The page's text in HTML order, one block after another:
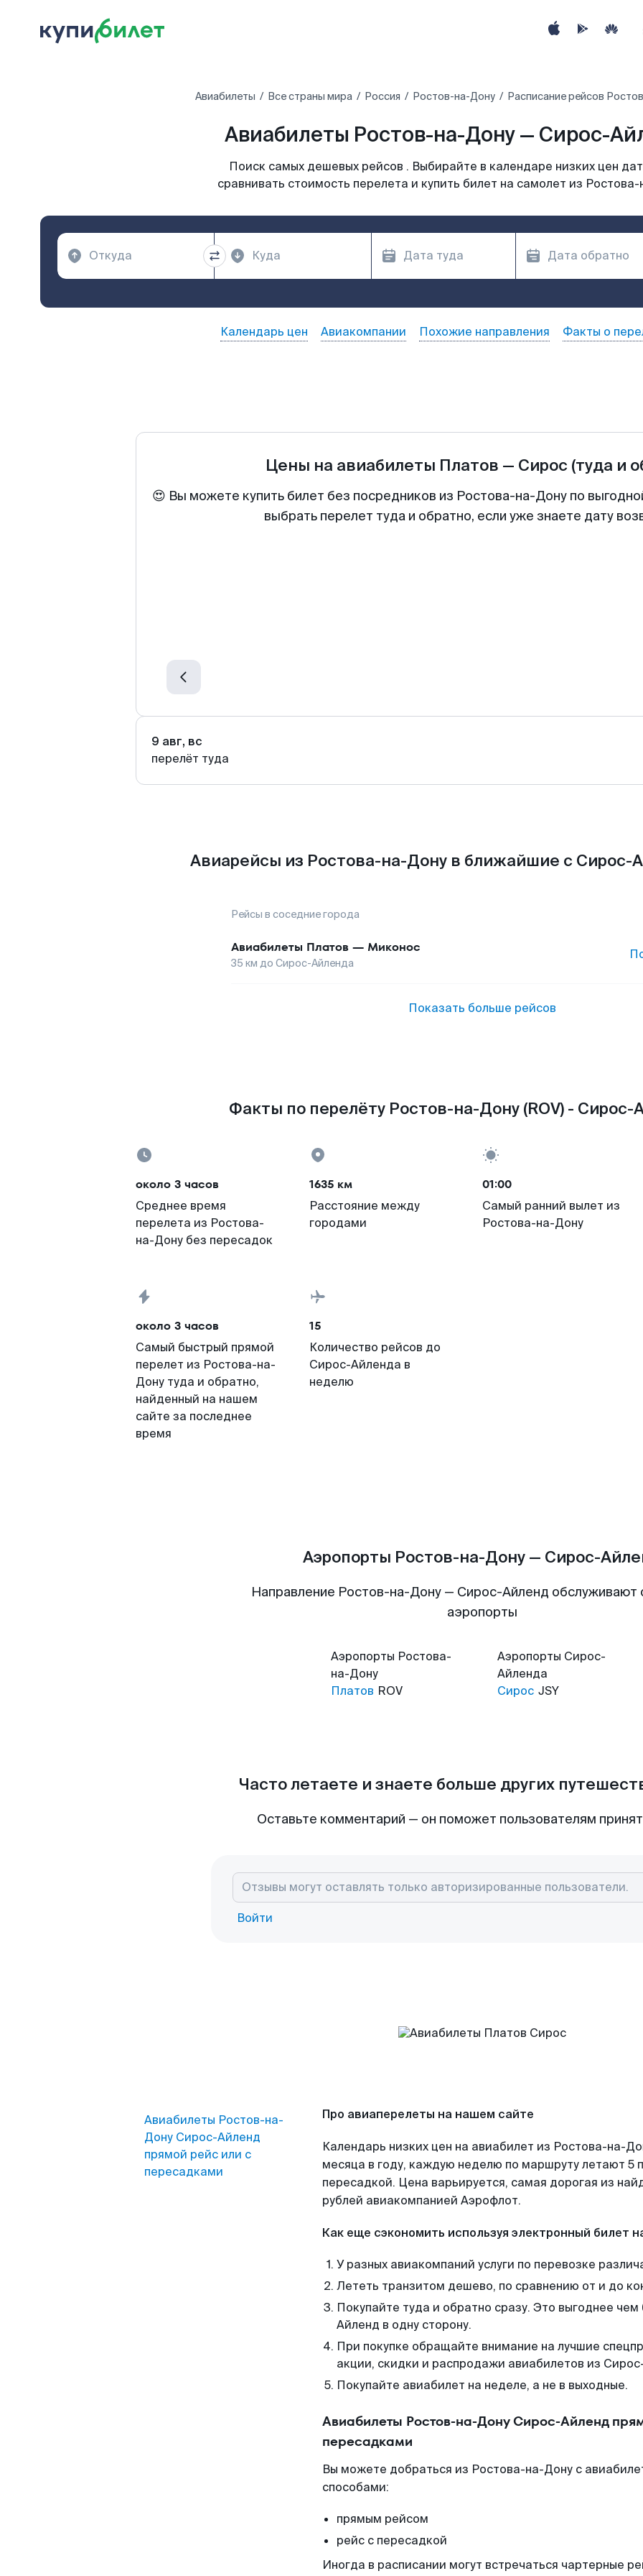
Авиабилеты Все страны мира Россия Ростов-на-Дону Расписание рейсов
Авиабилеты Ростов-на-Дону — Сирос-
Поиск самых дешевых рейсов . Выбирайте в календаре низких цен
сравнивать стоимость перелета и купить билет на самолет из
Календарь цен Авиакомпании Похожие направления Факты о
Цены на авиабилеты Платов — Сирос (туда и
😍 Вы можете купить билет без посредников из Ростова-на-Дону по
выбрать перелет туда и обратно, если уже знаете дату
9 авг, вс
перелёт туда
Авиарейсы из Ростова-на-Дону в ближайшие с Сирос-
Рейсы в соседние города
Авиабилеты Платов — Миконос
35 км до Сирос-Айленда
Показать больше рейсов
Факты по перелёту Ростов-на-Дону (ROV) - Сирос-
около 3 часов
Среднее время
перелета из Ростова-
на-Дону без пересадок
1635 км
Расстояние между
городами
01:00
Самый ранний вылет из
Ростова-на-Дону
около 3 часов
Самый быстрый прямой
перелет из Ростова-на-
Дону туда и обратно,
найденный на нашем
сайте за последнее
время
15
Количество рейсов до
Сирос-Айленда в
неделю
Аэропорты Ростов-на-Дону — Сирос-
Направление Ростов-на-Дону — Сирос-Айленд
аэропорты
Аэропорты Ростова-
на-Дону
Платов ROV
Аэропорты Сирос-
Айленда
Сирос JSY
Часто летаете и знаете больше других
Оставьте комментарий — он поможет пользователям
Войти
Авиабилеты Ростов-на-
Дону Сирос-Айленд
прямой рейс или с
пересадками
Про авиаперелеты на нашем сайте
Календарь низких цен на авиабилет из Ростова-на-
месяца в году, каждую неделю по маршруту летают 5
пересадкой. Цена варьируется, самая дорогая из
рублей авиакомпанией Аэрофлот.
Как еще сэкономить используя электронный билет
У разных авиакомпаний услуги по перевозке
Лететь транзитом дешево, по сравнению от и до
Покупайте туда и обратно сразу. Это выгоднее
Айленд в одну сторону.
При покупке обращайте внимание на лучшие
акции, скидки и распродажи авиабилетов из
Покупайте авиабилет на неделе, а не в выходные.
Авиабилеты Ростов-на-Дону Сирос-Айленд
пересадками
Вы можете добраться из Ростова-на-Дону с
способами:
прямым рейсом
рейс с пересадкой
Иногда в расписании могут встречаться чартерные